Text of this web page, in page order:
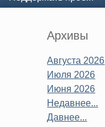
Sidebar
Архивы
Августа 2026
Июля 2026
Июня 2026
Недавнее...
Давнее...